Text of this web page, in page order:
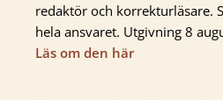
redaktör och korrekturläsare.
hela ansvaret. Utgivning 8
Läs om den här